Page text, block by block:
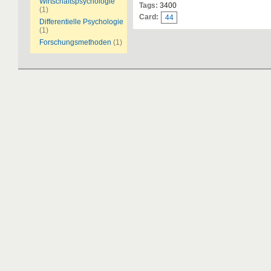
(1)
Differentielle Psychologie
(1)
Forschungsmethoden (1)
Tags: 3400
Card:
44